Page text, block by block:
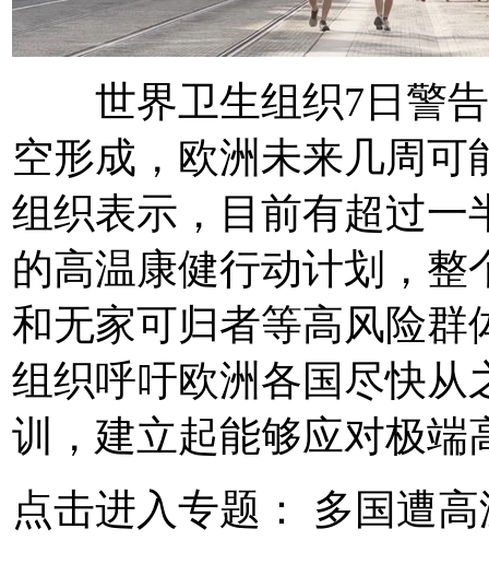
世界卫生组织7日警告
空形成，欧洲未来几周
组织表示，目前有超过一
的高温康健行动计划，整
和无家可归者等高风险群
组织呼吁欧洲各国尽快从
训，建立起能够应对极端
点击进入专题： 多国遭